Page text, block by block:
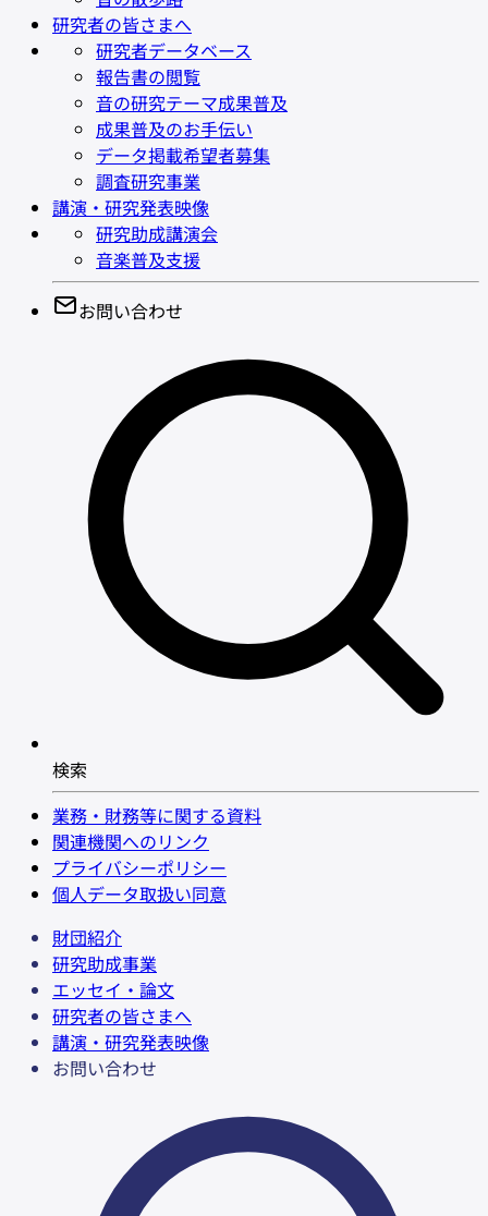
研究者の皆さまへ
研究者データベース
報告書の閲覧
音の研究テーマ成果普及
成果普及のお手伝い
データ掲載希望者募集
調査研究事業
講演・研究発表映像
研究助成講演会
音楽普及支援
お問い合わせ
検索
業務・財務等に関する資料
関連機関へのリンク
プライバシーポリシー
個人データ取扱い同意
財団紹介
研究助成事業
エッセイ・論文
研究者の皆さまへ
講演・研究発表映像
お問い合わせ